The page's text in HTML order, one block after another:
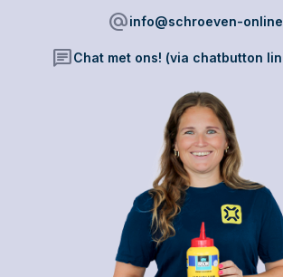
alternate_emailinfo@schroeven-
chatChat met ons! (via chatbutton